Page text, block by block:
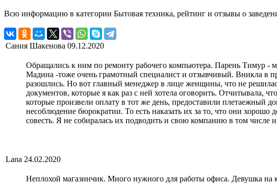
Всю информацию в категории Бытовая техника, рейтинг и отзывы о
Сания Шакенова 09.12.2020
Обращались к ним по ремонту рабочего компьютера. Парень Тимур -
Мадина -тоже очень грамотный специалист и отзывчивый. Вникла в
разошлись. Но вот главный менеджер в лице женщины, что не
документов, которые я как раз с ней хотела оговорить. Отчитывала,
которые произвели оплату в тот же день, предоставили плетаежный
несоблюдение бюрократии. То есть наказать их за то, что они
совесть. Я не собиралась их подводить и свою компанию в том числе
Lana 24.02.2020
Неплохой магазинчик. Много нужного для работы офиса. Девушка на